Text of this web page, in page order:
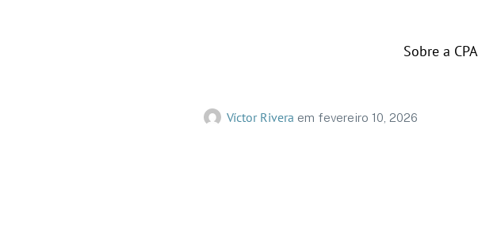
Sobre a CPA
Víctor Rivera em fevereiro 10, 2026